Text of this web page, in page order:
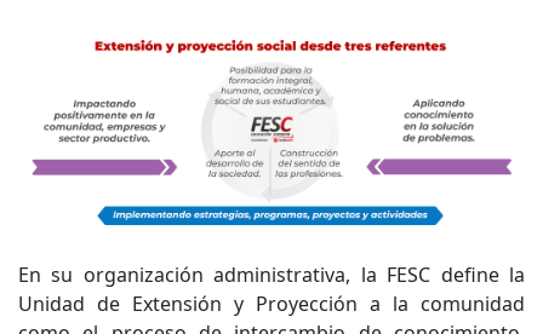
En su organización administrativa, la FESC define la
Unidad de Extensión y Proyección a la comunidad